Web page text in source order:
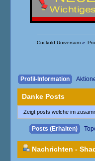
Cuckold Universum»
Profil-Information
Danke Posts
Zeigt posts welche im
Posts (Erhalten)
Nachrichten -